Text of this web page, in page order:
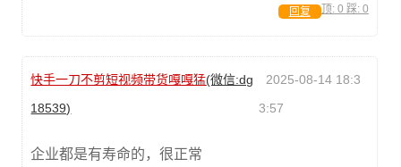
顶: 0 踩: 0
回复
快手一刀不剪短视频带货嘎嘎猛(微信:dg
18539)
2025-08-14 18:3
3:57
企业都是有寿命的，很正常